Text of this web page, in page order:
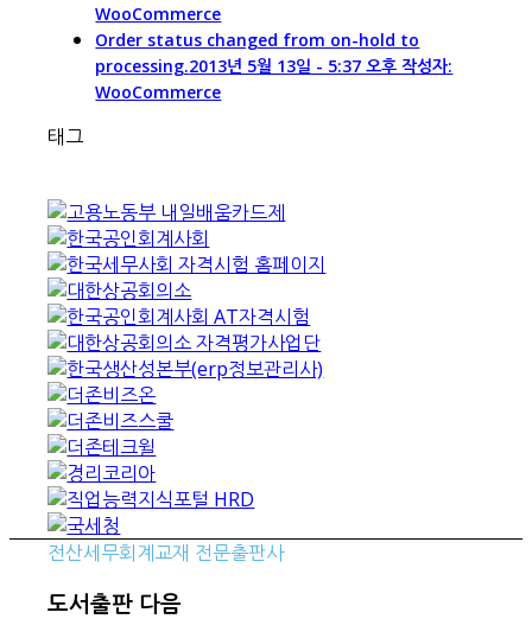
WooCommerce
Order status changed from on-hold to
processing.2013년 5월 13일 - 5:37 오후 작성자:
WooCommerce
태그
전산세무회계교재 전문출판사
도서출판 다음